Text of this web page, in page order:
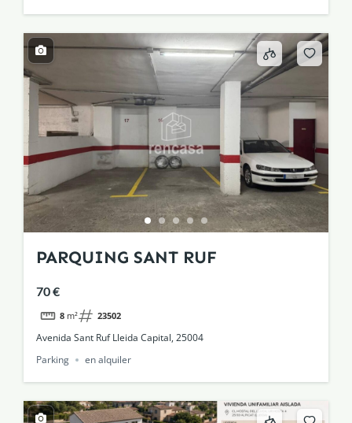
PARQUING SANT RUF
70 €
8 m² 23502
Avenida Sant Ruf Lleida Capital, 25004
Parking
en alquiler